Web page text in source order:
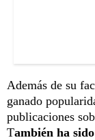
Además de su
ganado
publicaciones
También ha